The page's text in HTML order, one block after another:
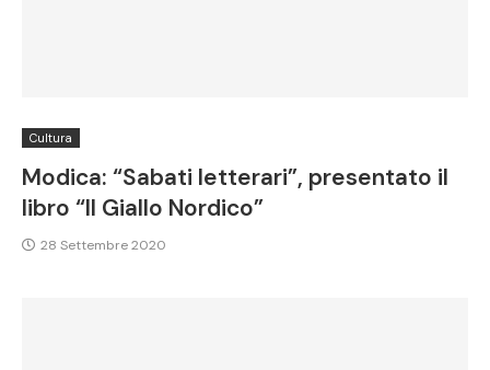
Cultura
Modica: “Sabati letterari”, presentato il
libro “Il Giallo Nordico”
28 Settembre 2020